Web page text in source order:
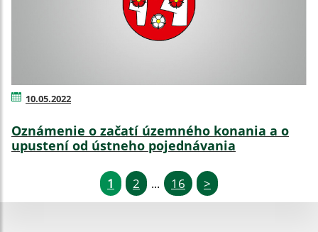
10.05.2022
Oznámenie o začatí územného konania a o
upustení od ústneho pojednávania
1 2 ... 16 >